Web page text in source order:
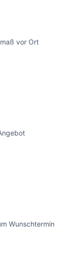
vor Ort
Wunschtermin